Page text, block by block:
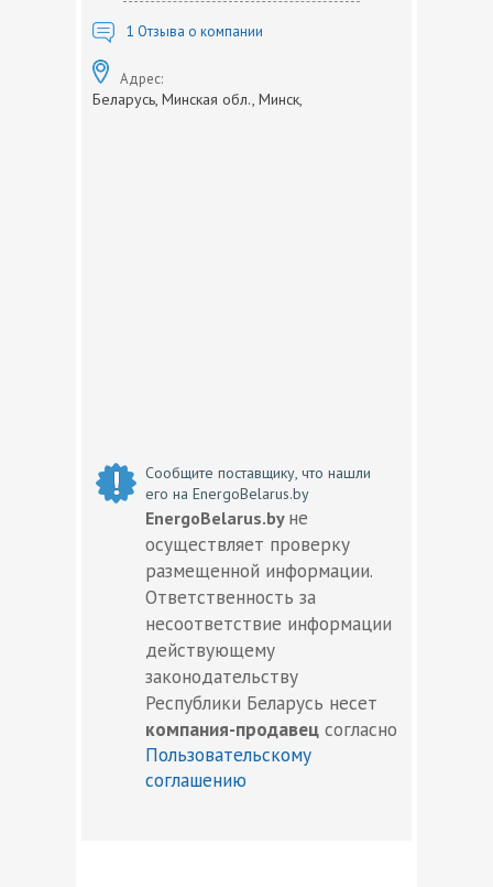
1 Отзыва о компании
Адрес:
Беларусь, Минская обл., Минск,
Сообщите поставщику, что нашли
его на EnergoBelarus.by
EnergoBelarus.by не
осуществляет проверку
размещенной информации.
Ответственность за
несоответствие информации
действующему
законодательству
Республики Беларусь несет
компания-продавец согласно
Пользовательскому
соглашению